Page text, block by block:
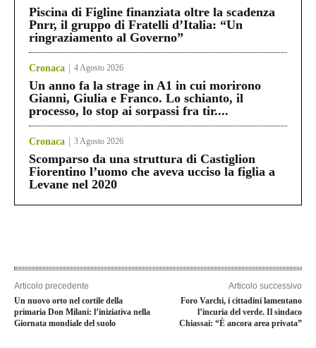
Piscina di Figline finanziata oltre la scadenza
Pnrr, il gruppo di Fratelli d’Italia: “Un
ringraziamento al Governo”
Cronaca 4 Agosto 2026
Un anno fa la strage in A1 in cui morirono
Gianni, Giulia e Franco. Lo schianto, il
processo, lo stop ai sorpassi fra tir....
Cronaca 3 Agosto 2026
Scomparso da una struttura di Castiglion
Fiorentino l’uomo che aveva ucciso la figlia a
Levane nel 2020
Articolo precedente
Un nuovo orto nel cortile della
primaria Don Milani: l’iniziativa nella
Giornata mondiale del suolo
Articolo successivo
Foro Varchi, i cittadini lamentano
l’incuria del verde. Il sindaco
Chiassai: “È ancora area privata”